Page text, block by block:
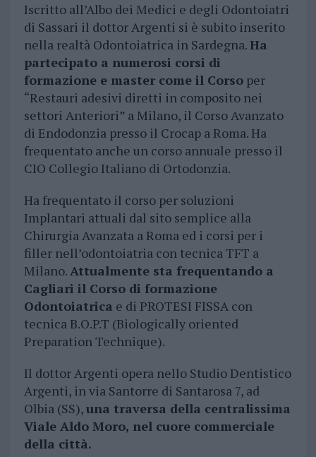
Iscritto all’Albo dei Medici e degli Odontoiatri
di Sassari il dottor Argenti si è subito inserito
nella realtà Odontoiatrica in Sardegna.Ha
partecipato a numerosi corsi di
formazione e master come il Corsoper
“Restauri adesivi diretti in composito nei
settori Anteriori” a Milano, il Corso Avanzato
di Endodonzia presso il Crocap a Roma. Ha
frequentato anche un corso annuale presso il
CIO Collegio Italiano di Ortodonzia.
Ha frequentato il corso per soluzioni
Implantari attuali dal sito semplice alla
Chirurgia Avanzata a Roma ed i corsi per i
filler nell’odontoiatria con tecnica TFT a
Milano.Attualmente sta frequentando a
Cagliari il Corso di formazione
Odontoiatrica e di PROTESI FISSA con
tecnica B.O.P.T (Biologically oriented
Preparation Technique).
Il dottor Argenti opera nello Studio Dentistico
Argenti, in via Santorre di Santarosa 7, ad
Olbia (SS),una traversa della centralissima
Viale Aldo Moro, nel cuore commerciale
della città.